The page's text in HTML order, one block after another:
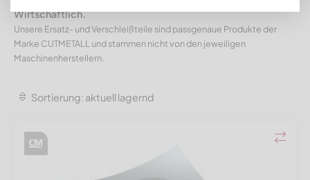
Wirtschaftlich.
Unsere Ersatz- und Verschleißteile sind passgenaue Produkte der
Marke CUTMETALL und stammen nicht von den jeweiligen
Maschinenherstellern.
Sortierung: aktuell lagernd